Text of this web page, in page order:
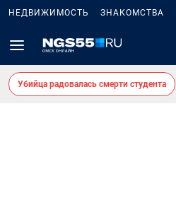
НЕДВИЖИМОСТЬ ЗНАКОМСТВА
Убийца радовалась смерти студента